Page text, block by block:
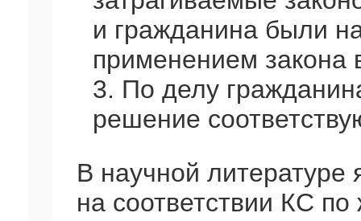
и гражданина были
применением закона
3. По делу
решение
В научной литературе
на соответствии КС